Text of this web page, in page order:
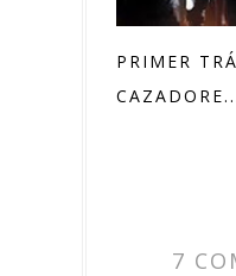
PRIMER
7